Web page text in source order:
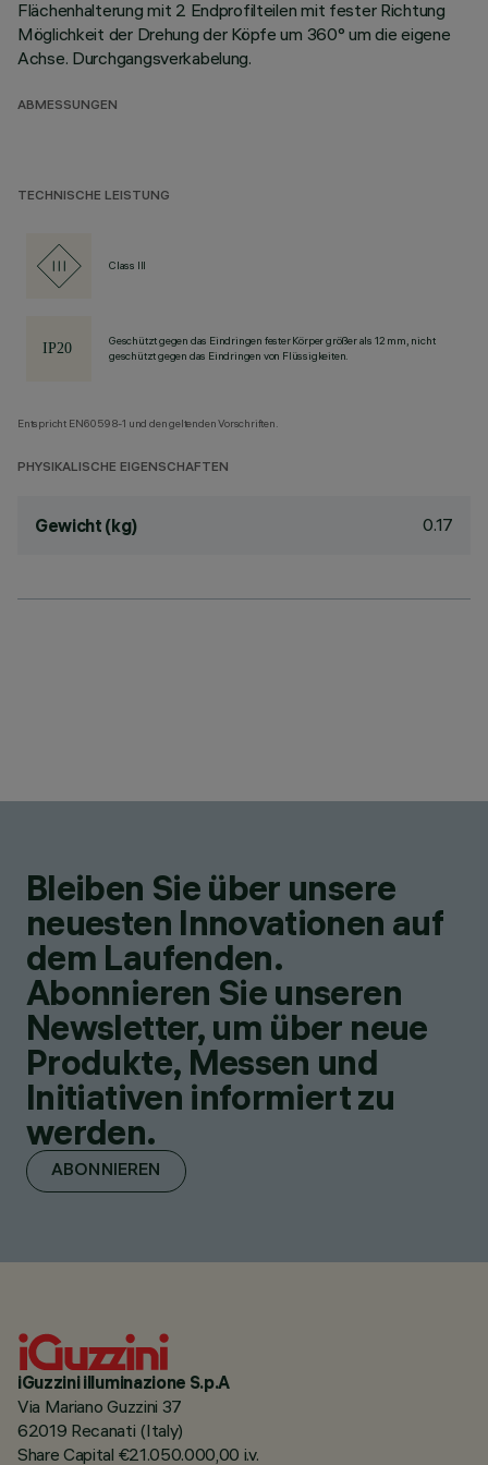
Flächenhalterung mit 2 Endprofilteilen mit fester Richtung
Möglichkeit der Drehung der Köpfe um 360° um die eigene
Achse. Durchgangsverkabelung.
ABMESSUNGEN
TECHNISCHE LEISTUNG
Class III
Geschützt gegen das Eindringen fester Körper größer als 12 mm, nicht
geschützt gegen das Eindringen von Flüssigkeiten.
Entspricht EN60598-1 und den geltenden Vorschriften.
PHYSIKALISCHE EIGENSCHAFTEN
Gewicht (kg) 0.17
Bleiben Sie über unsere
neuesten Innovationen auf
dem Laufenden.
Abonnieren Sie unseren
Newsletter, um über neue
Produkte, Messen und
Initiativen informiert zu
werden.
ABONNIEREN
iGuzzini illuminazione S.p.A
Via Mariano Guzzini 37
62019 Recanati (Italy)
Share Capital €21.050.000,00 i.v.